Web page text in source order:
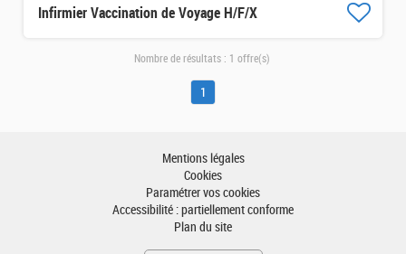
Infirmier Vaccination de Voyage H/F/X
Nombre de résultats : 1 offre(s)
1
Mentions légales
Cookies
Paramétrer vos cookies
Accessibilité : partiellement conforme
Plan du site